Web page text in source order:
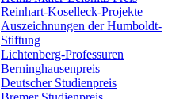
Reinhart-Koselleck-Projekte
Auszeichnungen der Humboldt-
Stiftung
Lichtenberg-Professuren
Berninghausenpreis
Deutscher Studienpreis